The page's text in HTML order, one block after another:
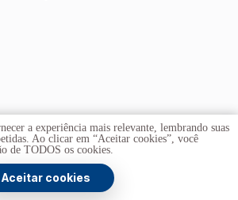
de Brasília
. Todos os direitos
a experiência mais relevante, lembrando suas
Ao clicar em “Aceitar cookies”, você
de TODOS os cookies.
Aceitar cookies